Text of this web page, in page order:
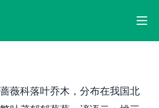
薇科落叶乔木，分布在我国北